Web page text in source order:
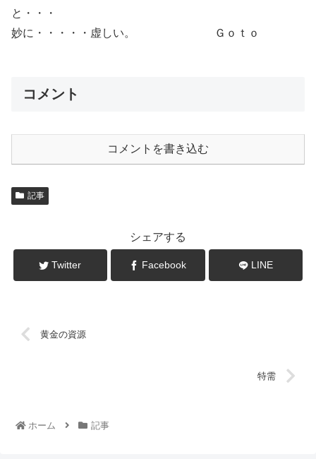
と・・・
妙に・・・・・虚しい。 Ｇｏｔｏ
コメント
コメントを書き込む
記事
シェアする
Twitter Facebook LINE
黄金の資源
特需
ホーム 記事